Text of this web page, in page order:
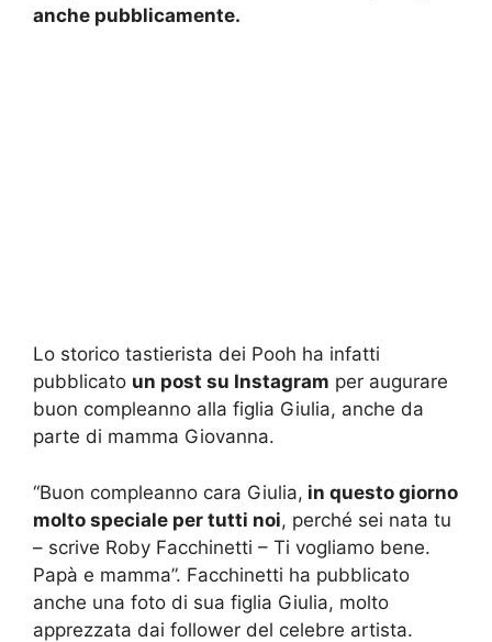
anche pubblicamente.
Lo storico tastierista dei Pooh ha infatti
pubblicato un post su Instagram per augurare
buon compleanno alla figlia Giulia, anche da
parte di mamma Giovanna.
“Buon compleanno cara Giulia, in questo giorno
molto speciale per tutti noi, perché sei nata tu
– scrive Roby Facchinetti – Ti vogliamo bene.
Papà e mamma”. Facchinetti ha pubblicato
anche una foto di sua figlia Giulia, molto
apprezzata dai follower del celebre artista.